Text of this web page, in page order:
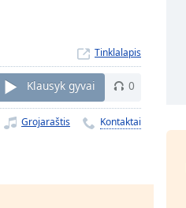
Tinklalapis
Klausyk gyvai 0
Grojaraštis Kontaktai